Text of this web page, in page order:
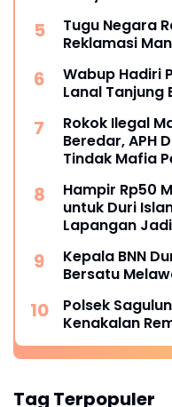
Tugu Negara
Reklamasi
Wabup Hadiri
Lanal Tanjung
Rokok Ilegal
Beredar, APH
Tindak Mafia
Hampir Rp50
untuk Duri
Lapangan
Kepala BNN
Bersatu
Polsek
Kenakalan
Tag Terpopuler